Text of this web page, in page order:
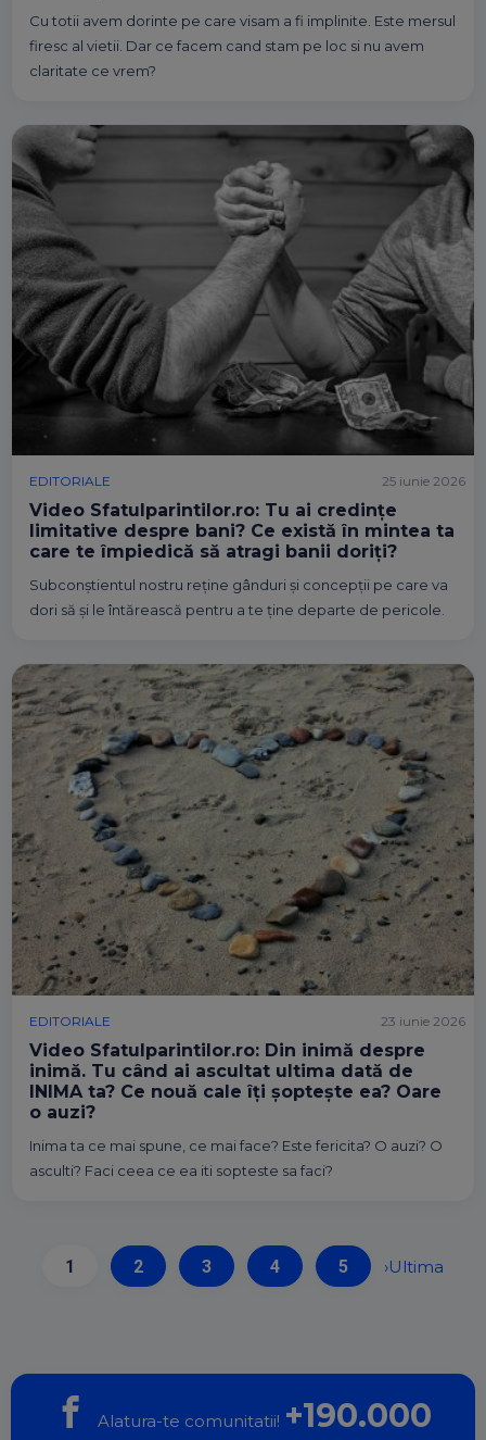
Cu totii avem dorinte pe care visam a fi implinite. Este mersul
firesc al vietii. Dar ce facem cand stam pe loc si nu avem
claritate ce vrem?
EDITORIALE
Video Sfatulparintilor.ro: Tu ai credințe
limitative despre bani? Ce există în mintea ta
care te împiedică să atragi banii doriți?
Subconștientul nostru reține gânduri și concepții pe care va
dori să și le întărească pentru a te ține departe de pericole.
25 iunie 2026
EDITORIALE
Video Sfatulparintilor.ro: Din inimă despre
inimă. Tu când ai ascultat ultima dată de
INIMA ta? Ce nouă cale îți șoptește ea? Oare
o auzi?
Inima ta ce mai spune, ce mai face? Este fericita? O auzi? O
asculti? Faci ceea ce ea iti sopteste sa faci?
23 iunie 2026
1 2 3 4 5 ›Ultima
Alatura-te comunitatii! +190.000